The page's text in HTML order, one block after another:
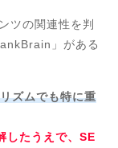
ツの関連性を判
」がある
ズムでも特に重
したうえで、SE